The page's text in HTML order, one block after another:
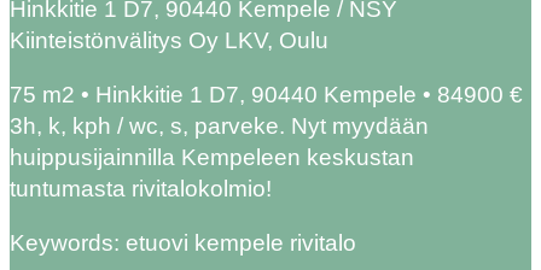
Hinkkitie 1 D7, 90440 Kempele / NSY
Kiinteistönvälitys Oy LKV, Oulu
75 m2 • Hinkkitie 1 D7, 90440 Kempele • 84900 €
3h, k, kph / wc, s, parveke. Nyt myydään
huippusijainnilla Kempeleen keskustan
tuntumasta rivitalokolmio!
Keywords: etuovi kempele rivitalo